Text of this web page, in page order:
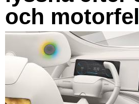
och motorfel